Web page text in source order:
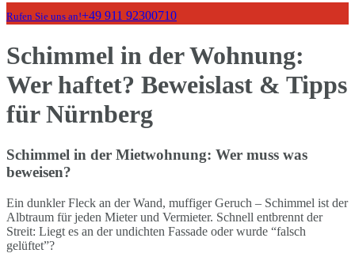
Rufen Sie uns an!+49 911 92300710
Schimmel in der Wohnung:
Wer haftet? Beweislast & Tipps
für Nürnberg
Schimmel in der Mietwohnung: Wer muss was
beweisen?
Ein dunkler Fleck an der Wand, muffiger Geruch – Schimmel ist der
Albtraum für jeden Mieter und Vermieter. Schnell entbrennt der
Streit: Liegt es an der undichten Fassade oder wurde “falsch
gelüftet”?